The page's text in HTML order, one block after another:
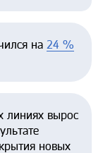
на 24 %
линиях вырос
новых